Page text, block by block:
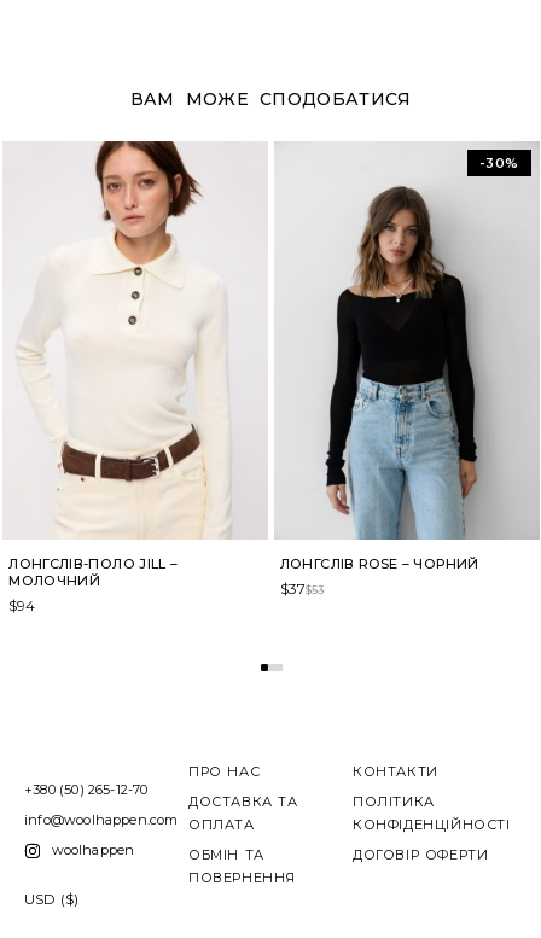
ВАМ МОЖЕ СПОДОБАТИСЯ
ЛОНГСЛІВ-ПОЛО JILL –
МОЛОЧНИЙ
$94
-30%
ЛОНГСЛІВ ROSE – ЧОРНИЙ
$53
$37
+380 (50) 265-12-70
info@woolhappen.com
woolhappen
USD ($)
ПРО НАС
ДОСТАВКА ТА
ОПЛАТА
ОБМІН ТА
ПОВЕРНЕННЯ
КОНТАКТИ
ПОЛІТИКА
КОНФІДЕНЦІЙНОСТІ
ДОГОВІР ОФЕРТИ